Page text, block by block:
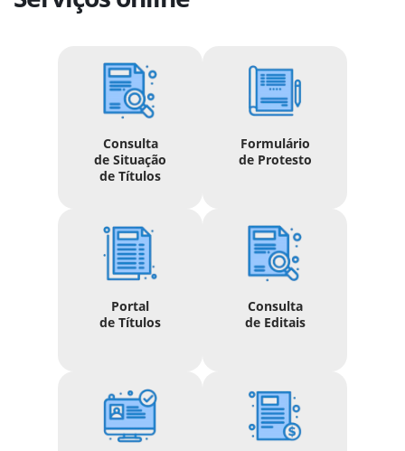
Consulta
de Situação
de Títulos
Formulário
de Protesto
Portal
de Títulos
Consulta
de Editais